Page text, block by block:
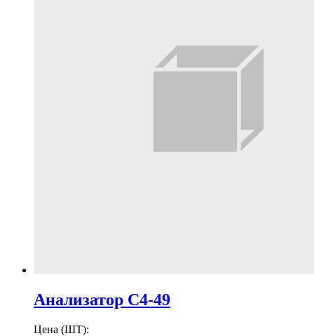
Анализатор С4-49
Цена (ШТ):